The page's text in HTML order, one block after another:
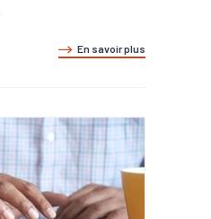
En savoir plus